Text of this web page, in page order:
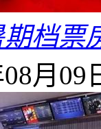
期档票
月09